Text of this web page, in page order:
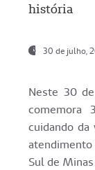
história
30 de julho,
Neste 30
comemora
cuidando da
Sul de